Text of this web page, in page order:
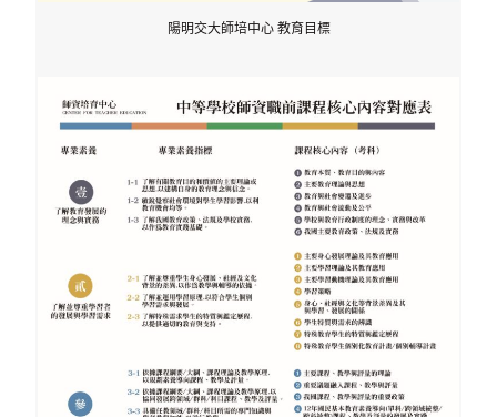
陽明交大師培中心 教育目標